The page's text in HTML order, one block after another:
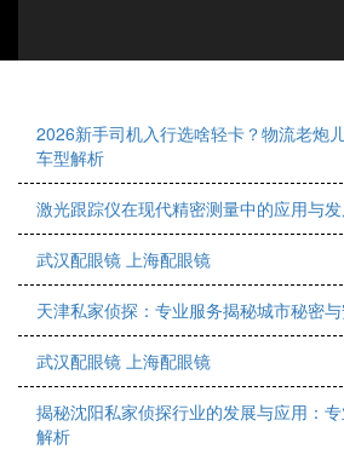
2026新手司机入行选啥轻卡？物流老炮
车型解析
激光跟踪仪在现代精密测量中的应用与
武汉配眼镜 上海配眼镜
天津私家侦探：专业服务揭秘城市秘密
武汉配眼镜 上海配眼镜
揭秘沈阳私家侦探行业的发展与应用：
解析